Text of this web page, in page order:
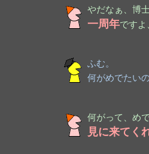
やだなぁ、博士
一周年ですよ
ふむ。
何がめでたい
何がって、め
見に来てく